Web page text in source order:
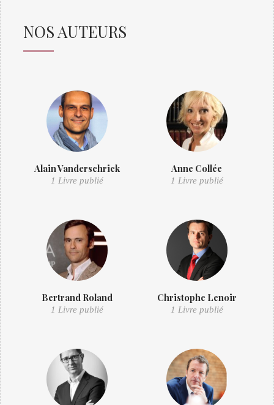
NOS AUTEURS
Alain Vanderschrick
1 Livre publié
Anne Collée
1 Livre publié
Bertrand Roland
1 Livre publié
Christophe Lenoir
1 Livre publié